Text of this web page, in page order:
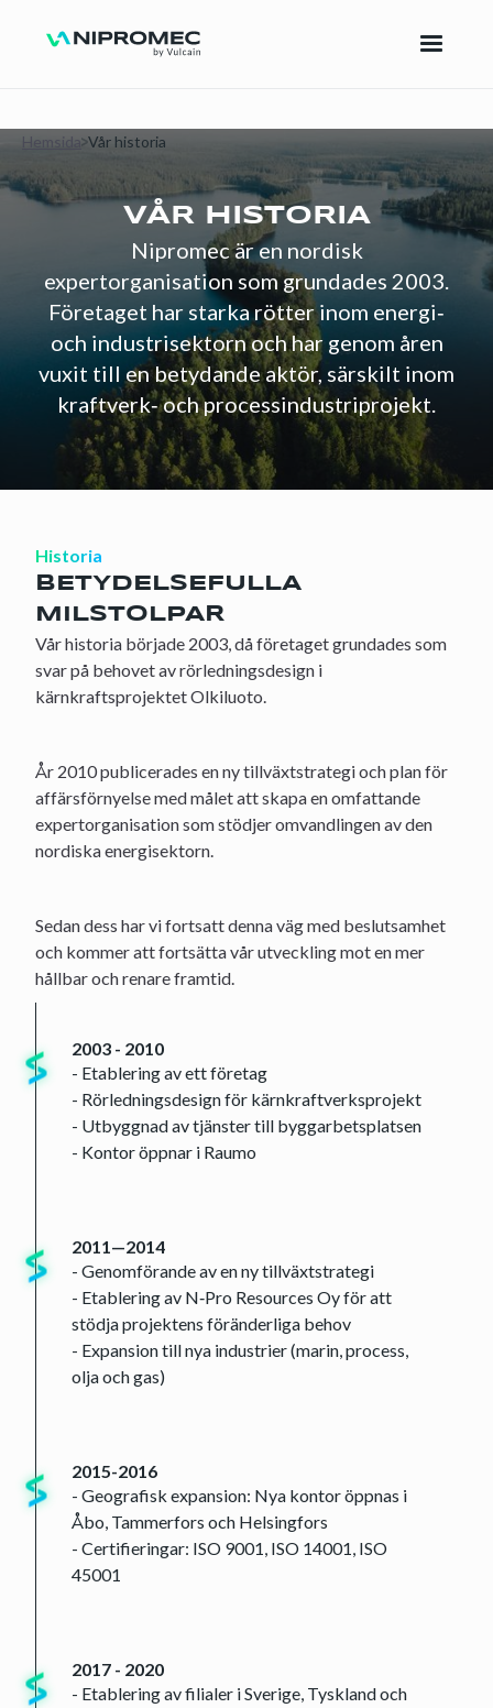
Hemsida Vår historia
VÅR HISTORIA
Nipromec är en nordisk
expertorganisation som grundades 2003.
Företaget har starka rötter inom energi‑
och industrisektorn och har genom åren
vuxit till en betydande aktör, särskilt inom
kraftverk‑ och processindustriprojekt.
Historia
BETYDELSEFULLA
MILSTOLPAR
Vår historia började 2003, då företaget grundades som
svar på behovet av rörledningsdesign i
kärnkraftsprojektet Olkiluoto.
År 2010 publicerades en ny tillväxtstrategi och plan för
affärsförnyelse med målet att skapa en omfattande
expertorganisation som stödjer omvandlingen av den
nordiska energisektorn.
Sedan dess har vi fortsatt denna väg med beslutsamhet
och kommer att fortsätta vår utveckling mot en mer
hållbar och renare framtid.
2003 - 2010
- Etablering av ett företag
- Rörledningsdesign för kärnkraftverksprojekt
- Utbyggnad av tjänster till byggarbetsplatsen
- Kontor öppnar i Raumo
2011—2014
- Genomförande av en ny tillväxtstrategi
- Etablering av N‑Pro Resources Oy för att
stödja projektens föränderliga behov
- Expansion till nya industrier (marin, process,
olja och gas)
2015-2016
- Geografisk expansion: Nya kontor öppnas i
Åbo, Tammerfors och Helsingfors
- Certifieringar: ISO 9001, ISO 14001, ISO
45001
2017 - 2020
- Etablering av filialer i Sverige, Tyskland och